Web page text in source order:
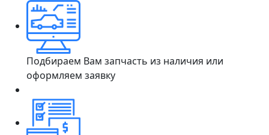
Подбираем Вам запчасть из наличия или
оформляем заявку